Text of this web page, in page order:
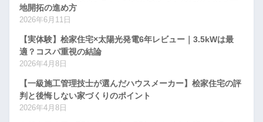
地開拓の進め方
2026年6月11日
【実体験】桧家住宅×太陽光発電6年レビュー｜3.5kWは最
適？コスパ重視の結論
2026年4月8日
【一級施工管理技士が選んだハウスメーカー】桧家住宅の評
判と後悔しない家づくりのポイント
2026年4月8日